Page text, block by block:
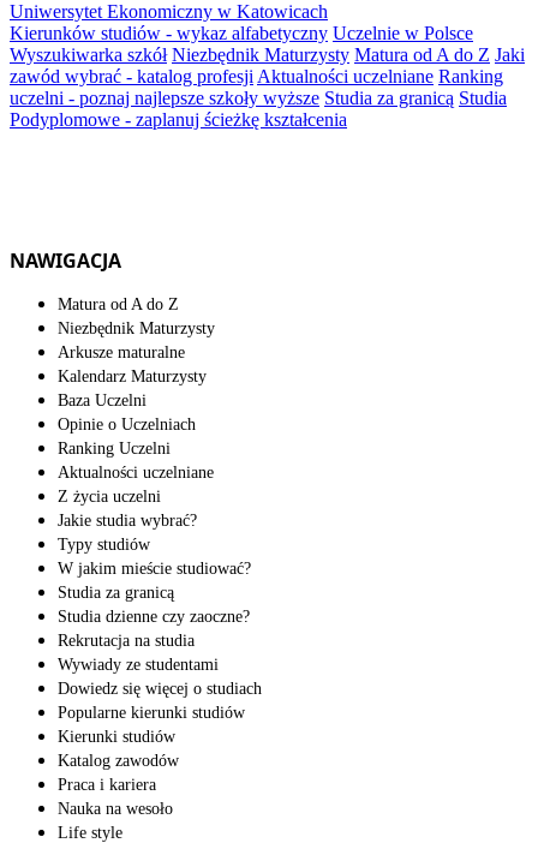
Uniwersytet Ekonomiczny w Katowicach
Kierunków studiów - wykaz alfabetyczny Uczelnie w Polsce
Wyszukiwarka szkół Niezbędnik Maturzysty Matura od A do Z Jaki
zawód wybrać - katalog profesji Aktualności uczelniane Ranking
uczelni - poznaj najlepsze szkoły wyższe Studia za granicą Studia
Podyplomowe - zaplanuj ścieżkę kształcenia
NAWIGACJA
Matura od A do Z
Niezbędnik Maturzysty
Arkusze maturalne
Kalendarz Maturzysty
Baza Uczelni
Opinie o Uczelniach
Ranking Uczelni
Aktualności uczelniane
Z życia uczelni
Jakie studia wybrać?
Typy studiów
W jakim mieście studiować?
Studia za granicą
Studia dzienne czy zaoczne?
Rekrutacja na studia
Wywiady ze studentami
Dowiedz się więcej o studiach
Popularne kierunki studiów
Kierunki studiów
Katalog zawodów
Praca i kariera
Nauka na wesoło
Life style